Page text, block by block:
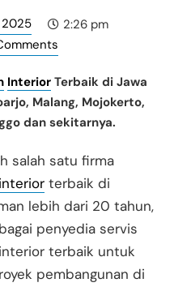
2:26 pm
InteriorTerbaik di Jawa
Malang, Mojokerto,
dan sekitarnya.
salah satu firma
terbaik di
lebih dari 20 tahun,
penyedia servis
terbaik untuk
pembangunan di